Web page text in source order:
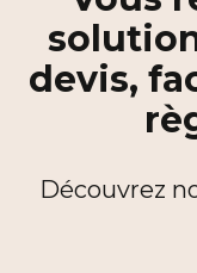
devis,
Découvrez